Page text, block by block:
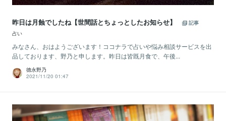
昨日は月蝕でしたね【世間話とちょっとしたお知らせ】
記事
占い
みなさん、おはようございます！ココナラで占いや悩み相談サービスを出
品しております、野乃と申します。昨日は皆既月食で、午後...
德永野乃
2021/11/20 01:47